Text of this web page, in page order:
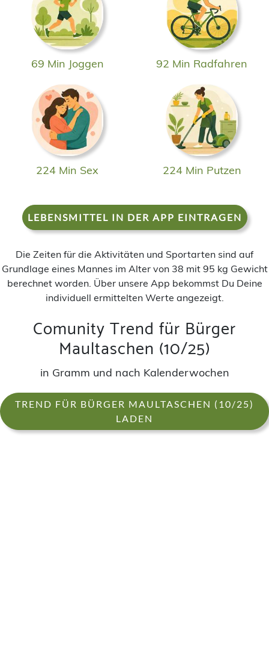
69 Min Joggen 92 Min Radfahren
224 Min Sex 224 Min Putzen
LEBENSMITTEL IN DER APP EINTRAGEN
Die Zeiten für die Aktivitäten und Sportarten sind auf
Grundlage eines Mannes im Alter von 38 mit 95 kg Gewicht
berechnet worden. Über unsere App bekommst Du Deine
individuell ermittelten Werte angezeigt.
Comunity Trend für Bürger
Maultaschen (10/25)
in Gramm und nach Kalenderwochen
TREND FÜR BÜRGER MAULTASCHEN (10/25)
LADEN